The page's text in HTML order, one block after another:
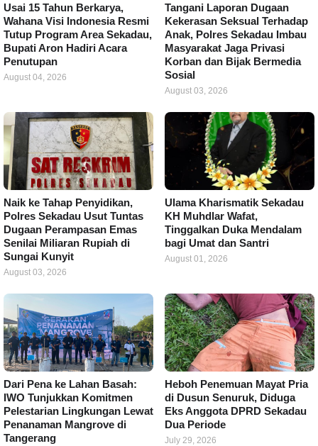
Usai 15 Tahun Berkarya,
Wahana Visi Indonesia Resmi
Tutup Program Area Sekadau,
Bupati Aron Hadiri Acara
Penutupan
August 04, 2026
Tangani Laporan Dugaan
Kekerasan Seksual Terhadap
Anak, Polres Sekadau Imbau
Masyarakat Jaga Privasi
Korban dan Bijak Bermedia
Sosial
August 03, 2026
Naik ke Tahap Penyidikan,
Polres Sekadau Usut Tuntas
Dugaan Perampasan Emas
Senilai Miliaran Rupiah di
Sungai Kunyit
August 03, 2026
Ulama Kharismatik Sekadau
KH Muhdlar Wafat,
Tinggalkan Duka Mendalam
bagi Umat dan Santri
August 01, 2026
Dari Pena ke Lahan Basah:
IWO Tunjukkan Komitmen
Pelestarian Lingkungan Lewat
Penanaman Mangrove di
Tangerang
Heboh Penemuan Mayat Pria
di Dusun Senuruk, Diduga
Eks Anggota DPRD Sekadau
Dua Periode
July 29, 2026